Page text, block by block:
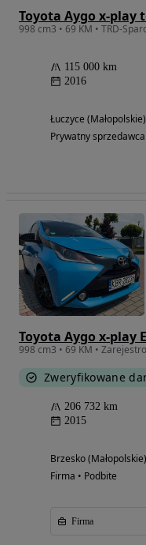
Toyota Aygo x-play
115 000 km
2016
Łuczyce (Małopolskie)
Prywatny
Toyota Aygo x-play
998 cm3 • 69 KM •
Zweryfikowane
206 732 km
2015
Brzesko (Małopolskie)
Firma • Podbite
Firma